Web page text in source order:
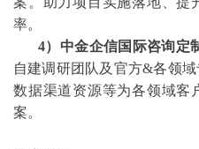
率。
4）中金企信国际咨询定
自建调研团队及官方&各领
数据渠道资源等为各领域客
案。